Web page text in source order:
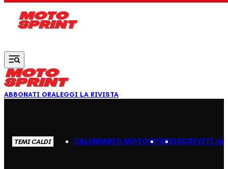
ABBONATI ORALEGGI LA RIVISTA
TEMI CALDI CALENDARIO MOTOGPSBKISCRIVITI AL